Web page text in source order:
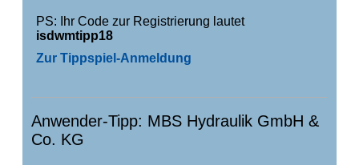
PS: Ihr Code zur Registrierung lautet
isdwmtipp18
Zur Tippspiel-Anmeldung
Anwender-Tipp: MBS Hydraulik GmbH &
Co. KG